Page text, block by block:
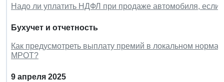
Надо ли уплатить НДФЛ при продаже автомобиля, если
Бухучет и отчетность
Как предусмотреть выплату премий в локальном
МРОТ?
9 апреля 2025